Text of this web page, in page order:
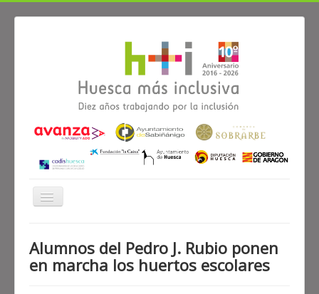
Cambiar
navegación
Noticias Alianzas Participa Diagnóstico
Alumnos del Pedro J. Rubio ponen
en marcha los huertos escolares